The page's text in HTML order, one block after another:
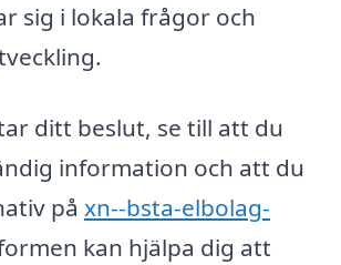
sig i lokala frågor och
ditt beslut, se till att du
information och att du
på xn--bsta-elbolag-
kan hjälpa dig att